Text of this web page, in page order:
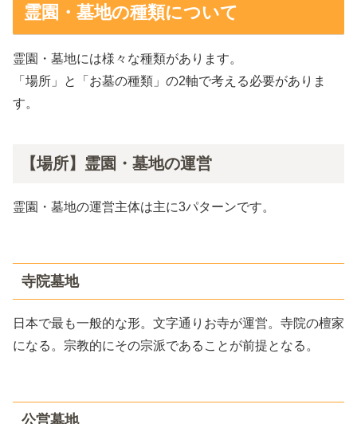
霊園・墓地の種類について
霊園・墓地には様々な種類があります。
「場所」と「お墓の種類」の2軸で考える必要がありま
す。
【場所】霊園・墓地の運営
霊園・墓地の運営主体は主に3パターンです。
寺院墓地
日本で最も一般的な形。文字通りお寺が運営。寺院の檀家
になる。宗教的にその宗派であることが前提となる。
公営墓地